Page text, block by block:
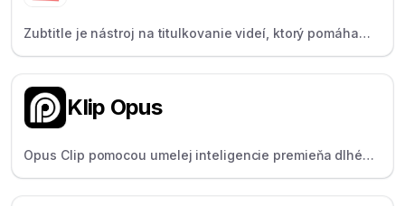
Zubtitle je nástroj na titulkovanie videí, ktorý pomáha
tvorcom pridávať titulky, nadpisy a meniť veľkosť videí
Klip Opus
Opus Clip pomocou umelej inteligencie premieňa dlhé
videá na krátke viral . Je navrhnutý na rýchle